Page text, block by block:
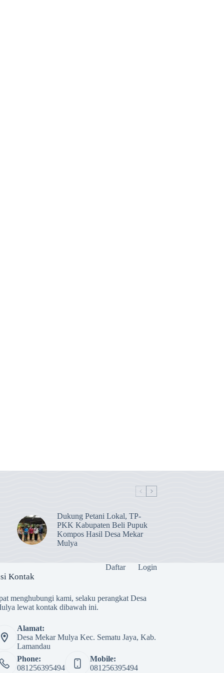
Dukung Petani Lokal, TP-
PKK Kabupaten Beli Pupuk
Kompos Hasil Desa Mekar
Mulya
Daftar Login
Kontak
menghubungi kami, selaku perangkat Desa
lewat kontak dibawah ini.
Alamat:
Desa Mekar Mulya Kec. Sematu Jaya, Kab.
Lamandau
Phone:
081256395494
Mobile:
081256395494